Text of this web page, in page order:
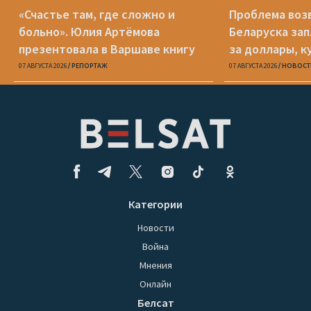
«Счастье там, где сложно и
больно». Юлия Артёмова
презентовала в Варшаве книгу
«Пока я искала слова»
07 АВГУСТА 2026 РЕПОРТАЖ
Проблема
Беларуска
за доллары,
07 АВГУСТА 2026
Категории
Новости
Война
Мнения
Онлайн
Белсат